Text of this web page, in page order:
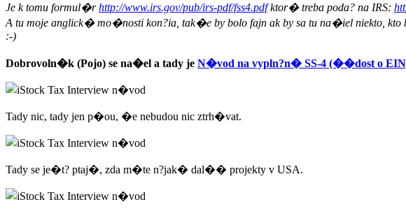
Je k tomu formul�rhttp://www.irs.gov/pub/irs-pdf/fss4.pdfktor� treba poda? na IRS:
A tu moje anglick� mo�nosti kon?ia, tak�e by bolo fajn ak by sa tu na�iel niekto,
:-)
Dobrovoln�k (Pojo) se na�el a tady je N�vod na vypln?n� SS-4 (��dost o
Tady nic, tady jen p�ou, �e nebudou nic ztrh�vat.
Tady se je�t? ptaj�, zda m�te n?jak� dal�� projekty v USA.